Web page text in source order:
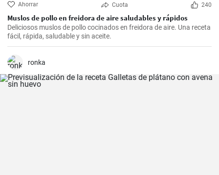
Ahorrar Cuota 240
Muslos de pollo en freidora de aire saludables y rápidos
Deliciosos muslos de pollo cocinados en freidora de aire. Una receta
fácil, rápida, saludable y sin aceite.
ronka